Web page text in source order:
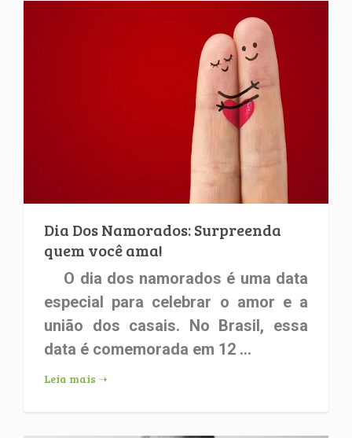
Dia Dos Namorados: Surpreenda
quem você ama!
O dia dos namorados é uma data
especial para celebrar o amor e a
união dos casais. No Brasil, essa
data é comemorada em 12 ...
Leia mais ➝